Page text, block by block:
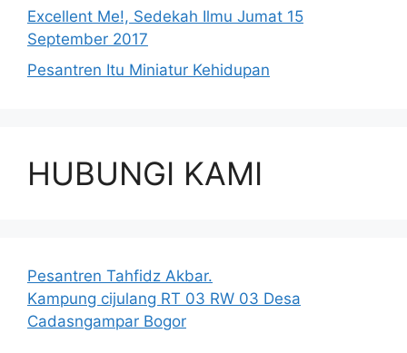
Excellent Me!, Sedekah Ilmu Jumat 15
September 2017
Pesantren Itu Miniatur Kehidupan
HUBUNGI KAMI
Pesantren Tahfidz Akbar.
Kampung cijulang RT 03 RW 03 Desa
Cadasngampar Bogor